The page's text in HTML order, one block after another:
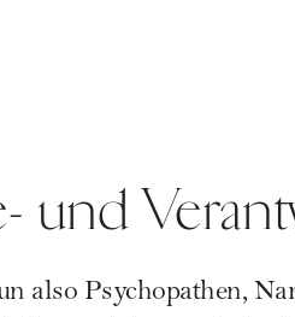
und
also Psychopathen,